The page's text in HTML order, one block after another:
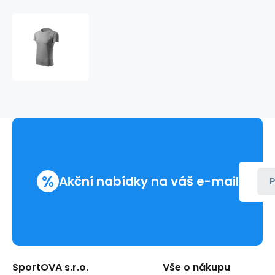
-
% Akční nabídky na váš e-mail
SportOVA s.r.o. Vše o nákupu